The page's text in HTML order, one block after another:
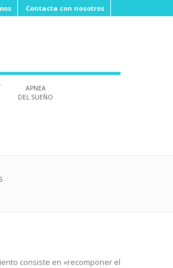
Contacta con nosotros
APNEA
DEL SUEÑO
consiste en «recomponer el